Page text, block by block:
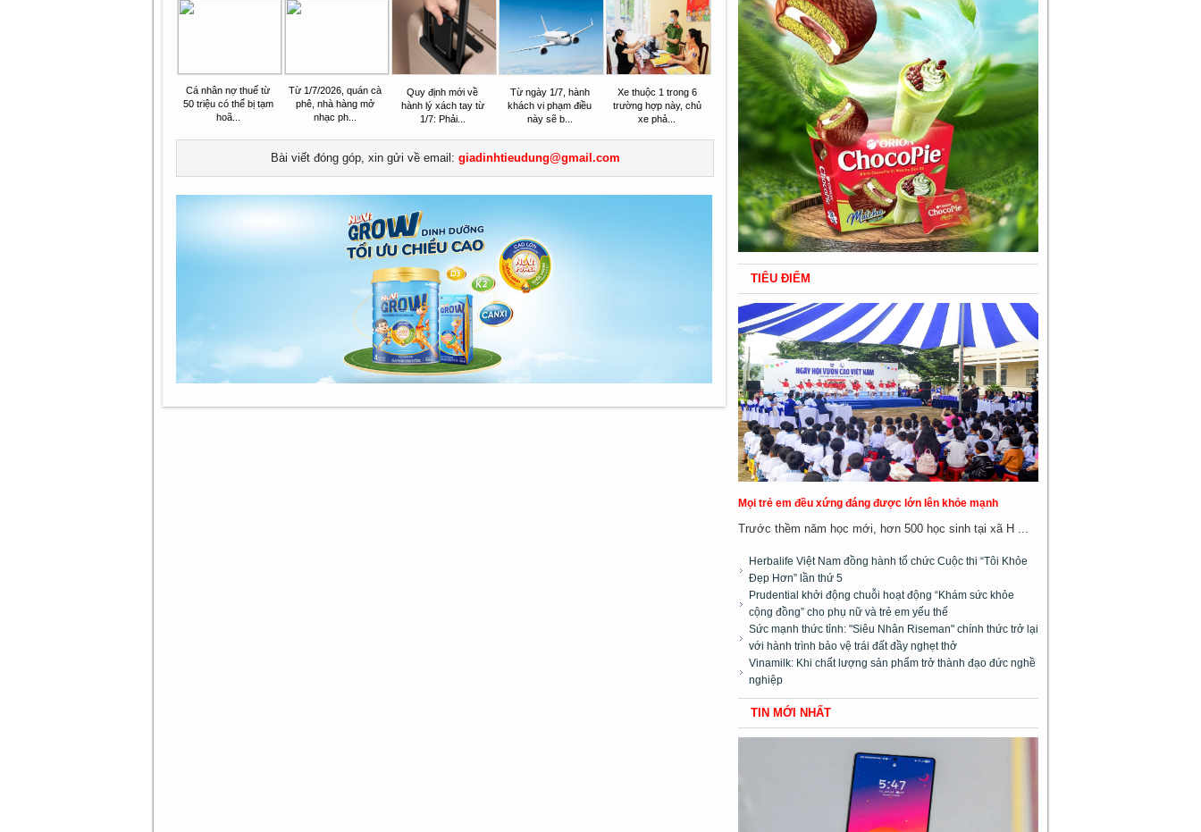
Cá nhân nợ thuế từ
50 triệu có thể bị tạm
hoã...
Từ 1/7/2026, quán cà
phê, nhà hàng mở
nhạc ph...
Quy định mới về
hành lý xách tay từ
1/7: Phải...
Từ ngày 1/7, hành
khách vi phạm điều
này sẽ b...
Xe thuộc 1 trong 6
trường hợp này, chủ
xe phả...
Bài viết đóng góp, xin gửi về email: giadinhtieudung@gmail.com
TIÊU ĐIỂM
Mọi trẻ em đều xứng đáng được lớn lên khỏe mạnh
Trước thềm năm học mới, hơn 500 học sinh tại xã H ...
Herbalife Việt Nam đồng hành tổ chức Cuộc thi “Tôi Khỏe
Đẹp Hơn” lần thứ 5
Prudential khởi động chuỗi hoạt động “Khám sức khỏe
cộng đồng” cho phụ nữ và trẻ em yếu thế
Sức mạnh thức tỉnh: "Siêu Nhân Riseman" chính thức trở lại
với hành trình bảo vệ trái đất đầy nghẹt thở
Vinamilk: Khi chất lượng sản phẩm trở thành đạo đức nghề
nghiệp
TIN MỚI NHẤT